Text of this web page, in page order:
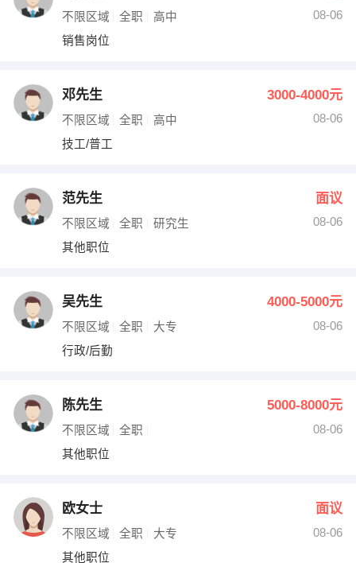
不限区域 全职 高中
08-06
销售岗位
邓先生 3000-4000元
不限区域 全职 高中
08-06
技工/普工
范先生 面议
不限区域 全职 研究生
08-06
其他职位
吴先生 4000-5000元
不限区域 全职 大专
08-06
行政/后勤
陈先生 5000-8000元
不限区域 全职
08-06
其他职位
欧女士 面议
不限区域 全职 大专
08-06
其他职位